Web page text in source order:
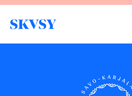
Hyppää